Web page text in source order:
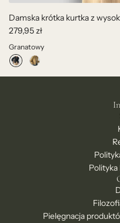
Damska krótka kurtka z
279,95 zł
Granatowy
Pielęgnacja